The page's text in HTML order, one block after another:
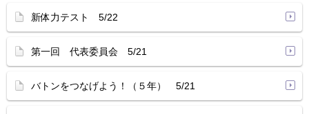
新体力テスト 5/22
第一回 代表委員会 5/21
バトンをつなげよう！（５年） 5/21